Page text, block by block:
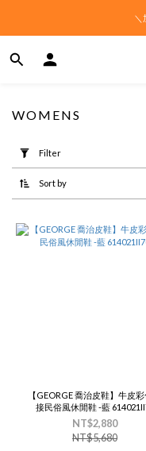
＼
Filter
(0/20)
Price
(NT$)
WOMENS
Filter
Sort by
【GEORGE 喬治皮鞋】牛皮
接民俗風休閒鞋 -藍
NT$2,880
NT$5,680